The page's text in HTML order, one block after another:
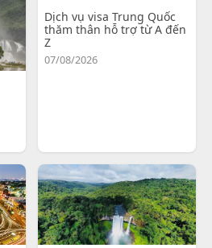
Dịch vụ visa Trung Quốc
thăm thân hỗ trợ từ A đến
Z
07/08/2026